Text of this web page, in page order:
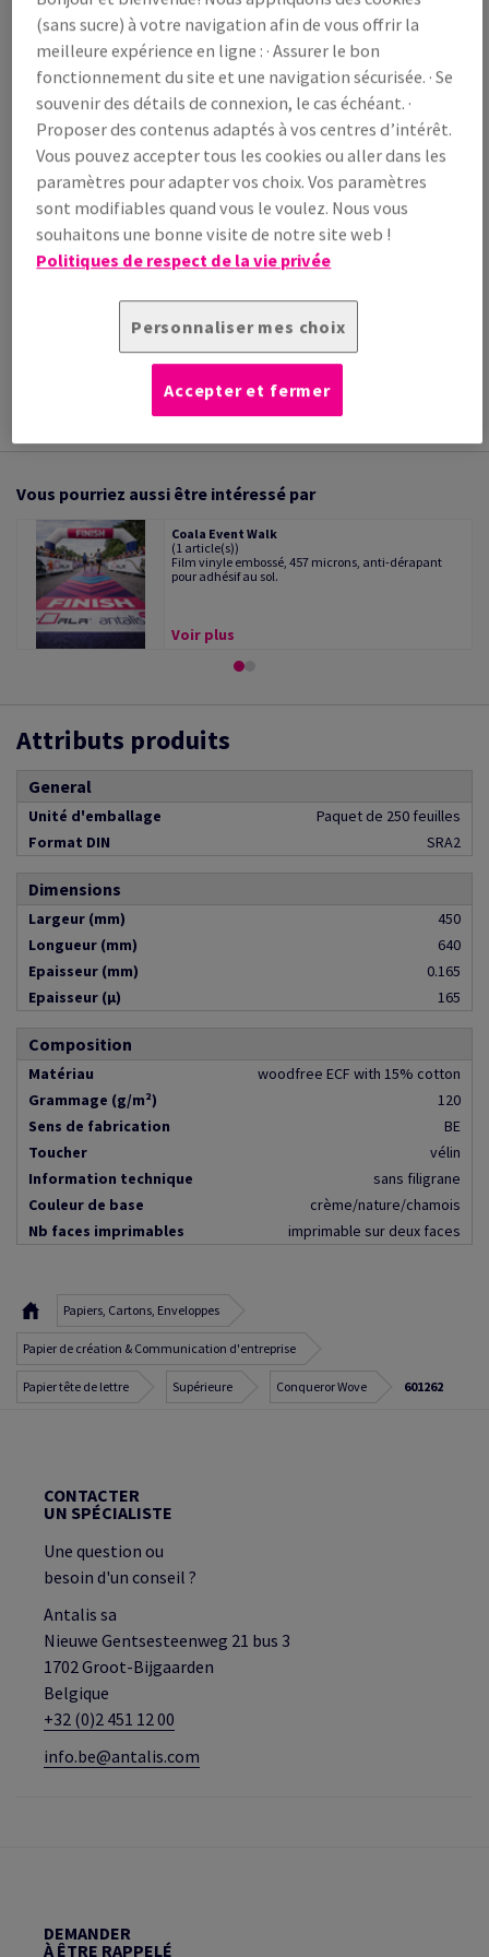
/ 1 000 feuille(s)
(34,6 kg )
LIVRAISON PRÉVUE LE 10/08/2026
Guide des quantités
−
Outil de coupe
INFORMATION INFORMATIONS
TECHNIQUES
INFORMATIONS
Vous pourriez aussi être intéressé par
Coala Event Walk
(1 article(s))
Film vinyle embossé, 457 microns, anti-dérapant
pour adhésif au sol.
Voir plus
Attributs produits
General
Unité d'emballage
Paquet de 250 feuilles
Format DIN
SRA2
Dimensions
Largeur (mm)
450
Longueur (mm)
640
Epaisseur (mm)
0.165
Epaisseur (µ)
165
Composition
Matériau
woodfree ECF with 15% cotton
Grammage (g/m²)
120
Sens de fabrication
BE
Toucher
vélin
Information technique
sans filigrane
Couleur de base
crème/nature/chamois
Nb faces imprimables
imprimable sur deux faces
Papiers, Cartons, Enveloppes
Papier de création & Communication d'entreprise
Papier tête de lettre Supérieure Conqueror Wove 601262
CONTACTER
UN SPÉCIALISTE
Une question ou
besoin d'un conseil ?
Antalis sa
Nieuwe Gentsesteenweg 21 bus 3
1702 Groot-Bijgaarden
Belgique
+32 (0)2 451 12 00
info.be@antalis.com
DEMANDER
À ÊTRE RAPPELÉ
(sans sucre) à votre navigation afin de vous offrir la
meilleure expérience en ligne : · Assurer le bon
fonctionnement du site et une navigation sécurisée. · Se
souvenir des détails de connexion, le cas échéant. ·
Proposer des contenus adaptés à vos centres d’intérêt.
Vous pouvez accepter tous les cookies ou aller dans les
paramètres pour adapter vos choix. Vos paramètres
sont modifiables quand vous le voulez. Nous vous
souhaitons une bonne visite de notre site web !
Politiques de respect de la vie privée
Personnaliser mes choix
Accepter et fermer